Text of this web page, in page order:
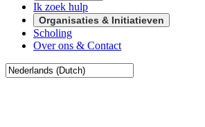
Ik zoek hulp
Organisaties & Initiatieven
Scholing
Over ons & Contact